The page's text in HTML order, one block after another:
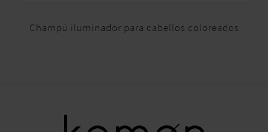
Champú iluminador para cabellos coloreados